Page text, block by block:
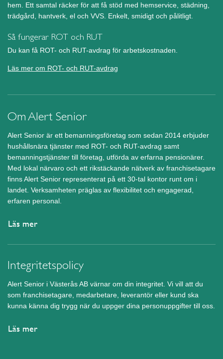
hem. Ett samtal räcker för att få stöd med hemservice, städning,
trädgård, hantverk, el och VVS. Enkelt, smidigt och pålitligt.
Så fungerar ROT och RUT
Du kan få ROT- och RUT-avdrag för arbetskostnaden.
Läs mer om ROT- och RUT-avdrag
Om Alert Senior
Alert Senior är ett bemanningsföretag som sedan 2014 erbjuder
hushållsnära tjänster med ROT- och RUT-avdrag samt
bemanningstjänster till företag, utförda av erfarna pensionärer.
Med lokal närvaro och ett rikstäckande nätverk av franchisetagare
finns Alert Senior representerat på ett 30-tal kontor runt om i
landet. Verksamheten präglas av flexibilitet och engagerad,
erfaren personal.
Läs mer
Integritetspolicy
Alert Senior i Västerås AB värnar om din integritet. Vi vill att du
som franchisetagare, medarbetare, leverantör eller kund ska
kunna känna dig trygg när du uppger dina personuppgifter till oss.
Läs mer